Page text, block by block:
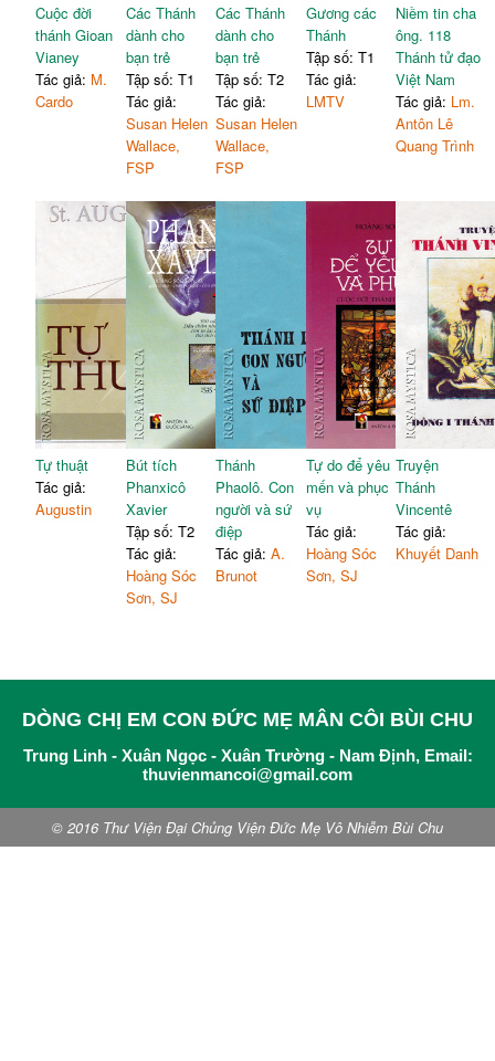
Cuộc đời
thánh Gioan
Vianey
Tác giả: M.
Cardo
Các Thánh
dành cho
bạn trẻ
Tập số: T1
Tác giả:
Susan Helen
Wallace,
FSP
Các Thánh
dành cho
bạn trẻ
Tập số: T2
Tác giả:
Susan Helen
Wallace,
FSP
Gương các
Thánh
Tập số: T1
Tác giả:
LMTV
Niềm tin cha
ông. 118
Thánh tử đạo
Việt Nam
Tác giả: Lm.
Antôn Lê
Quang Trình
Tự thuật
Tác giả:
Augustin
Bút tích
Phanxicô
Xavier
Tập số: T2
Tác giả:
Hoàng Sóc
Sơn, SJ
Thánh
Phaolô. Con
người và sứ
điệp
Tác giả:A.
Brunot
Tự do để yêu
mến và phục
vụ
Tác giả:
Hoàng Sóc
Sơn, SJ
Truyện
Thánh
Vincentê
Tác giả:
Khuyết Danh
DÒNG CHỊ EM CON ĐỨC MẸ MÂN CÔI BÙI CHU
Trung Linh - Xuân Ngọc - Xuân Trường - Nam Định, Email:
thuvienmancoi@gmail.com
© 2016 Thư Viện Đại Chủng Viện Đức Mẹ Vô Nhiễm Bùi Chu